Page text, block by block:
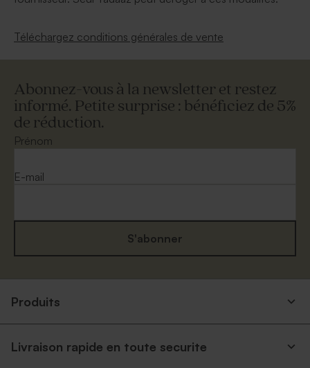
Téléchargez conditions générales de vente
Abonnez-vous à la newsletter et restez
informé. Petite surprise : bénéficiez de 5%
de réduction.
Prénom
E-mail
S'abonner
Produits
Livraison rapide en toute securite